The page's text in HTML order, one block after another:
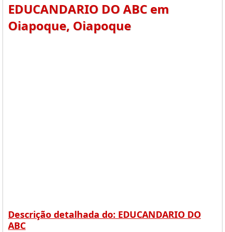
EDUCANDARIO DO ABC em
Oiapoque, Oiapoque
Descrição detalhada do: EDUCANDARIO DO
ABC